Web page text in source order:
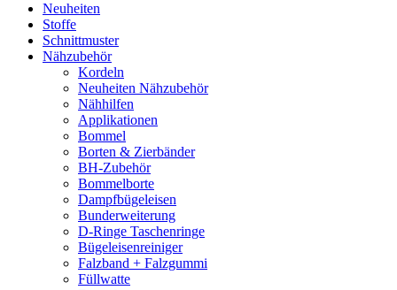
Neuheiten
Stoffe
Schnittmuster
Nähzubehör
Kordeln
Neuheiten Nähzubehör
Nähhilfen
Applikationen
Bommel
Borten & Zierbänder
BH-Zubehör
Bommelborte
Dampfbügeleisen
Bunderweiterung
D-Ringe Taschenringe
Bügeleisenreiniger
Falzband + Falzgummi
Füllwatte